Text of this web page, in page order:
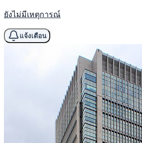
ยังไม่มีเหตุการณ์
แจ้งเตือน